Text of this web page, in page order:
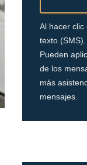
Al hacer clic
texto (SMS).
Pueden
de los
más
mensajes.